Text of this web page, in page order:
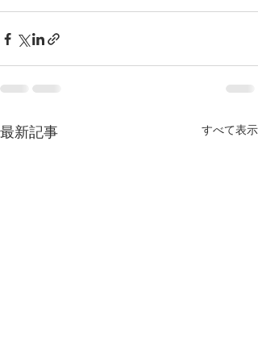
最新記事 すべて表示